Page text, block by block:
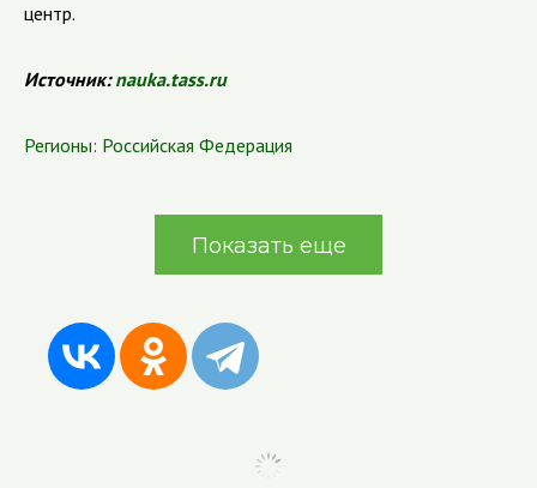
центр.
Источник:nauka.tass.ru
Регионы: Российская Федерация
Показать еще